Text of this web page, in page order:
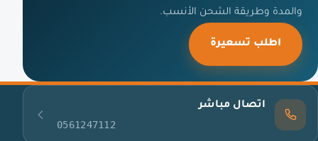
والمدة وطريقة الشحن الأنسب.
اطلب تسعيرة
اتصال مباشر
0561247112